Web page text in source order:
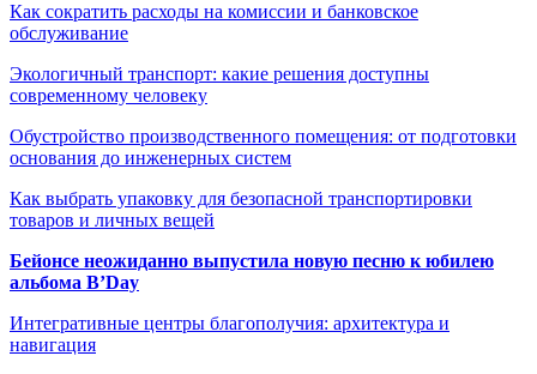
Как сократить расходы на комиссии и банковское
обслуживание
Экологичный транспорт: какие решения доступны
современному человеку
Обустройство производственного помещения: от подготовки
основания до инженерных систем
Как выбрать упаковку для безопасной транспортировки
товаров и личных вещей
Бейонсе неожиданно выпустила новую песню к юбилею
альбома B’Day
Интегративные центры благополучия: архитектура и
навигация